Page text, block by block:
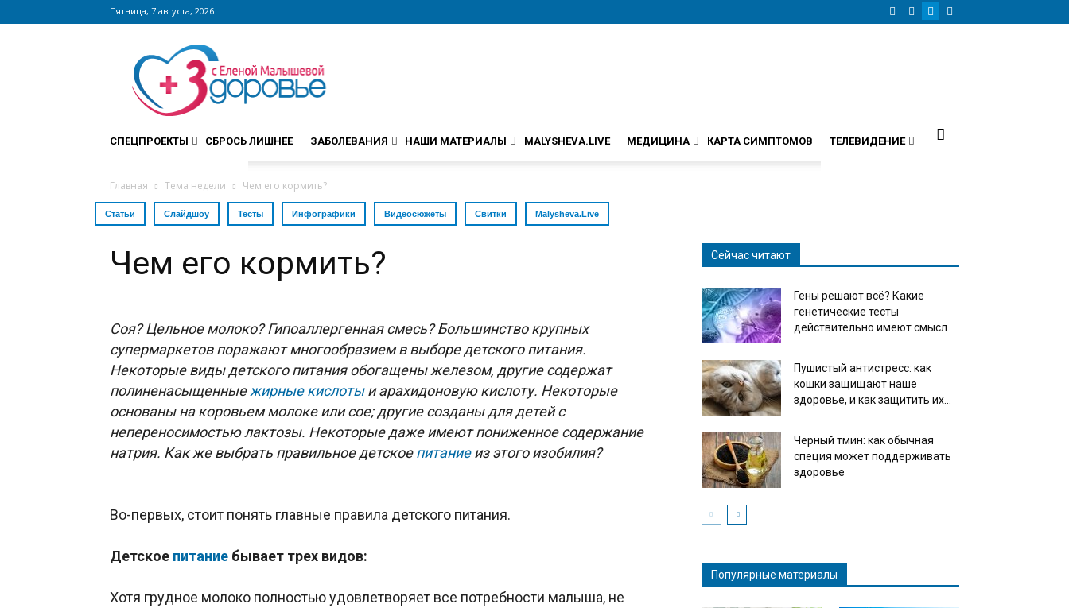
Пятница, 7 августа, 2026
Сайт
zdorovieinfo.ru
крупнейший
медицинский
интернет-
СПЕЦПРОЕКТЫ СБРОСЬ ЛИШНЕЕ ЗАБОЛЕВАНИЯ НАШИ МАТЕРИАЛЫ MALYSHEVA.LIVE МЕДИЦИНА КАРТА СИМПТОМОВ ТЕЛЕВИДЕНИЕ
Главная Тема недели Чем его кормить?
Статьи Слайдшоу Тесты Инфографики Видеосюжеты Свитки Malysheva.Live
Чем его кормить?
Соя? Цельное молоко? Гипоаллергенная смесь? Большинство крупных
супермаркетов поражают многообразием в выборе детского питания.
Некоторые виды детского питания обогащены железом, другие содержат
полиненасыщенныежирные кислотыи арахидоновую кислоту. Некоторые
основаны на коровьем молоке или сое; другие созданы для детей с
непереносимостью лактозы. Некоторые даже имеют пониженное содержание
натрия. Как же выбрать правильное детскоепитаниеиз этого изобилия?
Во-первых, стоит понять главные правила детского питания.
Детское питание бывает трех видов:
Хотя грудное молоко полностью удовлетворяет все потребности малыша, не
Сейчас читают
Гены решают всё? Какие
генетические тесты
действительно имеют смысл
Пушистый антистресс: как
кошки защищают наше
здоровье, и как защитить их...
Черный тмин: как обычная
специя может поддерживать
здоровье
Популярные материалы